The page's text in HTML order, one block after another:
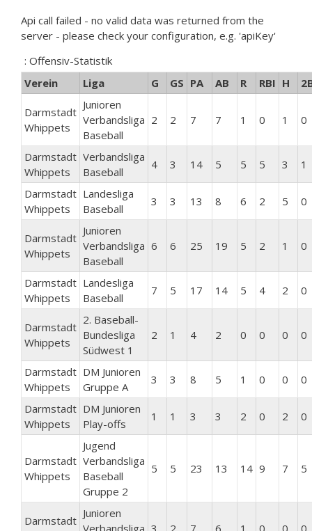
Api call failed - no valid data was returned from the
server - please check your configuration, e.g. 'apiKey'
: Offensiv-Statistik
Verein
Liga G GS PA AB R RBI H
Darmstadt
Whippets
Junioren
Verbandsliga
Baseball
2 2 7 7 1 0 1 0
Darmstadt
Whippets
Verbandsliga
Baseball
4 3 14 5 5 5 3 1
Darmstadt
Whippets
Landesliga
Baseball
3 3 13 8 6 2 5 0
Darmstadt
Whippets
Junioren
Verbandsliga
Baseball
6 6 25 19 5 2 1 0
Darmstadt
Whippets
Landesliga
Baseball
7 5 17 14 5 4 2 0
Darmstadt
Whippets
2. Baseball-
Bundesliga
Südwest 1
2 1 4 2 0 0 0 0
Darmstadt
Whippets
DM Junioren
Gruppe A
3 3 8 5 1 0 0 0
Darmstadt
Whippets
DM Junioren
Play-offs
1 1 3 3 2 0 2 0
Darmstadt
Whippets
Jugend
Verbandsliga
Baseball
Gruppe 2
5 5 23 13 14 9 7 5
Darmstadt
Junioren
Verbandsliga 3 2 7 6 1 0 0 0